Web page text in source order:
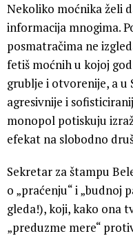
Nekoliko moćnika želi
informacija mnogima.
posmatračima ne
fetiš moćnih u kojoj
grublje i otvorenije, a u
agresivnije i
monopol potiskuju
efekat na slobodno
Sekretar za štampu
o „praćenju“ i „budnoj
gleda!), koji, kako ona
„preduzme mere“